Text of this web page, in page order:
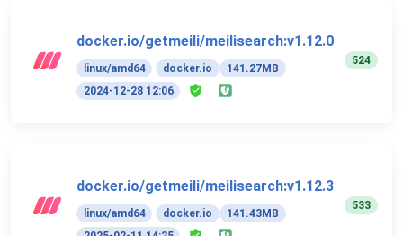
docker.io/getmeili/meilisearch:v1.12.0
linux/amd64 docker.io
141.27MB
2024-12-28 12:06
524
docker.io/getmeili/meilisearch:v1.12.3
linux/amd64 docker.io
141.43MB
533